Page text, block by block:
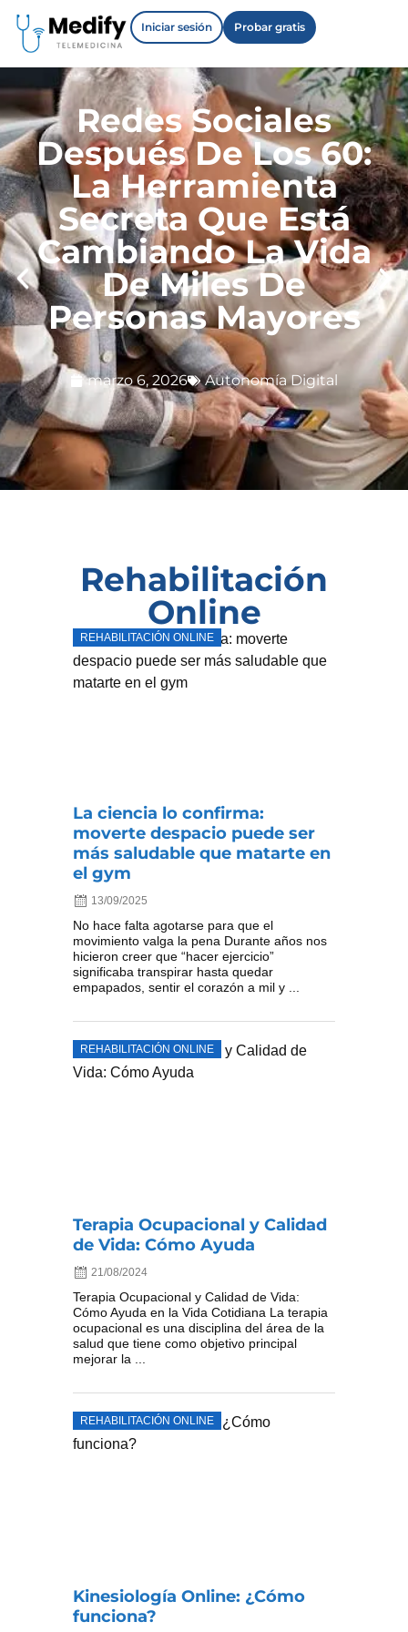
Iniciar sesión Probar gratis
Redes Sociales
Después De Los 60:
La Herramienta
Secreta Que Está
Cambiando La Vida
De Miles De
Personas Mayores
marzo 6, 2026 Autonomía Digital
Rehabilitación
Online
REHABILITACIÓN ONLINE
La ciencia lo confirma:
moverte despacio puede ser
más saludable que matarte en
el gym
13/09/2025
No hace falta agotarse para que el
movimiento valga la pena Durante años nos
hicieron creer que “hacer ejercicio”
significaba transpirar hasta quedar
empapados, sentir el corazón a mil y ...
REHABILITACIÓN ONLINE
Terapia Ocupacional y Calidad
de Vida: Cómo Ayuda
21/08/2024
Terapia Ocupacional y Calidad de Vida:
Cómo Ayuda en la Vida Cotidiana La terapia
ocupacional es una disciplina del área de la
salud que tiene como objetivo principal
mejorar la ...
REHABILITACIÓN ONLINE
Kinesiología Online: ¿Cómo
funciona?